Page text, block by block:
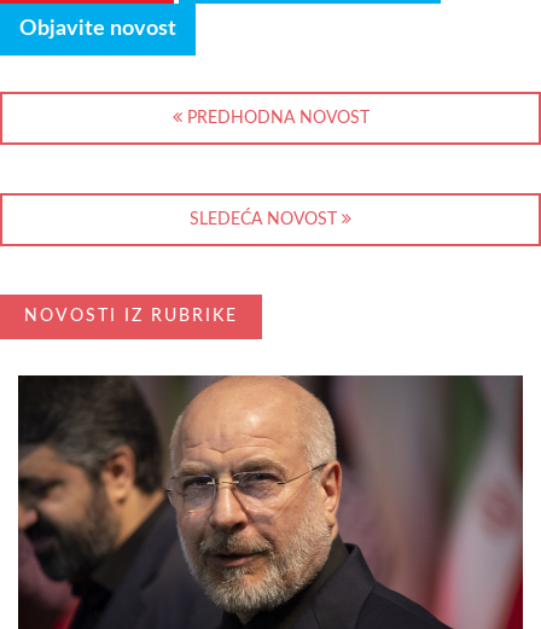
Objavite novost
PREDHODNA NOVOST
SLEDEĆA NOVOST
NOVOSTI IZ RUBRIKE